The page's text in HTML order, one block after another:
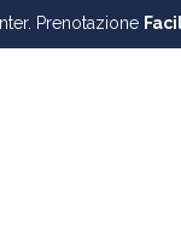
Prenotazione